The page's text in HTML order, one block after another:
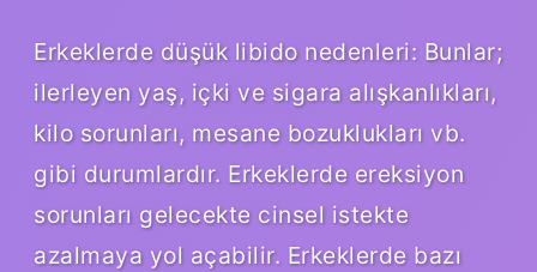
Erkeklerde düşük libido nedenleri: Bunlar;
ilerleyen yaş, içki ve sigara alışkanlıkları,
kilo sorunları, mesane bozuklukları vb.
gibi durumlardır. Erkeklerde ereksiyon
sorunları gelecekte cinsel istekte
azalmaya yol açabilir. Erkeklerde bazı